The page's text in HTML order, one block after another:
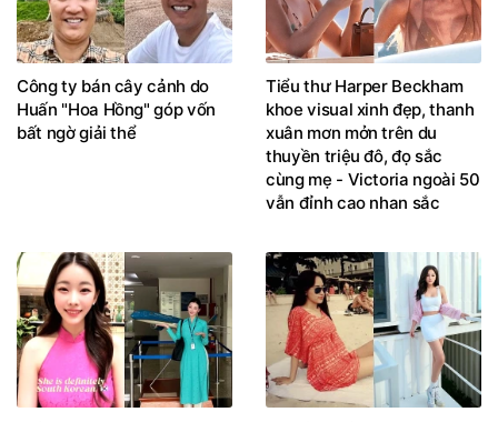
Công ty bán cây cảnh do
Huấn "Hoa Hồng" góp vốn
bất ngờ giải thể
Tiểu thư Harper Beckham
khoe visual xinh đẹp, thanh
xuân mơn mởn trên du
thuyền triệu đô, đọ sắc
cùng mẹ - Victoria ngoài 50
vẫn đỉnh cao nhan sắc